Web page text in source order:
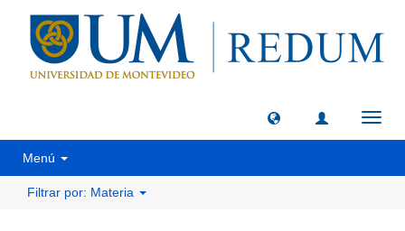
Menú
Filtrar por: Materia